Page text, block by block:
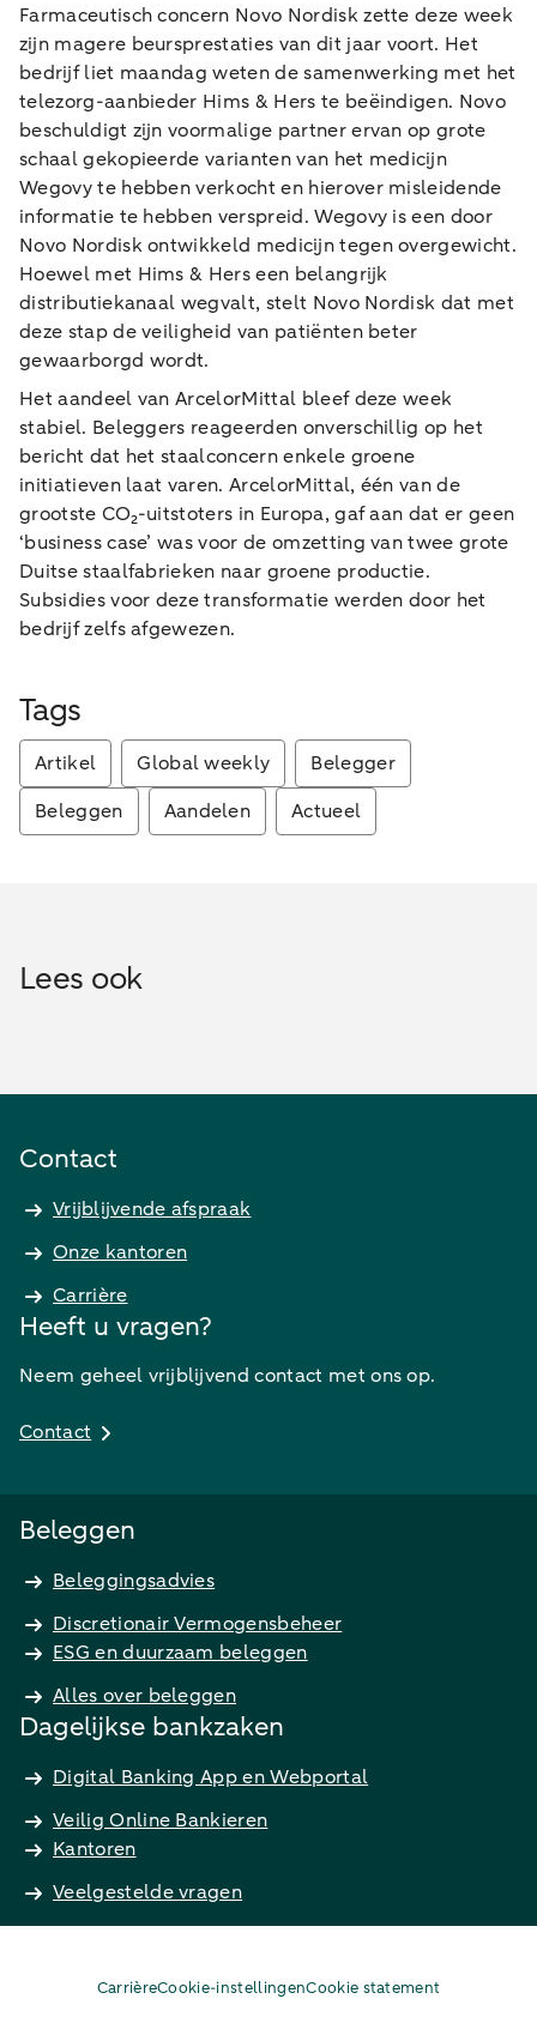
Farmaceutisch concern Novo Nordisk zette deze week
zijn magere beursprestaties van dit jaar voort. Het
bedrijf liet maandag weten de samenwerking met het
telezorg-aanbieder Hims & Hers te beëindigen. Novo
beschuldigt zijn voormalige partner ervan op grote
schaal gekopieerde varianten van het medicijn
Wegovy te hebben verkocht en hierover misleidende
informatie te hebben verspreid. Wegovy is een door
Novo Nordisk ontwikkeld medicijn tegen overgewicht.
Hoewel met Hims & Hers een belangrijk
distributiekanaal wegvalt, stelt Novo Nordisk dat met
deze stap de veiligheid van patiënten beter
gewaarborgd wordt.
Het aandeel van ArcelorMittal bleef deze week
stabiel. Beleggers reageerden onverschillig op het
bericht dat het staalconcern enkele groene
initiatieven laat varen. ArcelorMittal, één van de
grootste CO₂-uitstoters in Europa, gaf aan dat er geen
‘business case’ was voor de omzetting van twee grote
Duitse staalfabrieken naar groene productie.
Subsidies voor deze transformatie werden door het
bedrijf zelfs afgewezen.
Tags
Artikel Global weekly
Belegger
Beleggen
Aandelen Actueel
Lees ook
Contact
Vrijblijvende afspraak
Onze kantoren
Carrière
Heeft u vragen?
Neem geheel vrijblijvend contact met ons op.
Contact
Beleggen
Beleggingsadvies
Discretionair Vermogensbeheer
ESG en duurzaam beleggen
Alles over beleggen
Dagelijkse bankzaken
Digital Banking App en Webportal
Veilig Online Bankieren
Kantoren
Veelgestelde vragen
CarrièreCookie-instellingenCookie statement